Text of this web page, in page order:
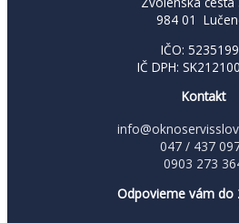
984 01
IČO:
IČ DPH:
Kontakt
047 / 437
0903 273
Odpovieme vám do